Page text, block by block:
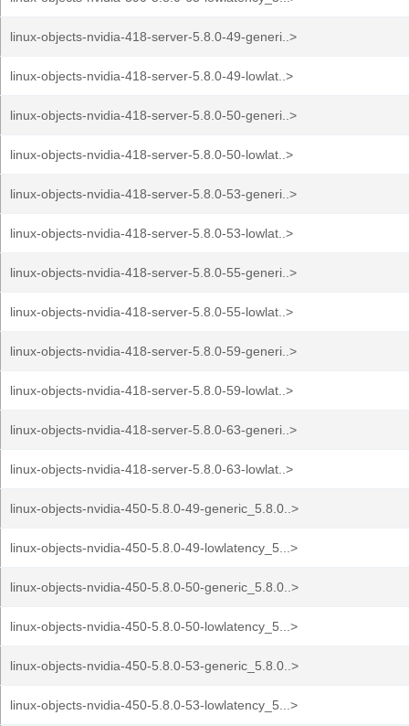
linux-objects-nvidia-418-server-5.8.0-49-generi..>
linux-objects-nvidia-418-server-5.8.0-49-lowlat..>
linux-objects-nvidia-418-server-5.8.0-50-generi..>
linux-objects-nvidia-418-server-5.8.0-50-lowlat..>
linux-objects-nvidia-418-server-5.8.0-53-generi..>
linux-objects-nvidia-418-server-5.8.0-53-lowlat..>
linux-objects-nvidia-418-server-5.8.0-55-generi..>
linux-objects-nvidia-418-server-5.8.0-55-lowlat..>
linux-objects-nvidia-418-server-5.8.0-59-generi..>
linux-objects-nvidia-418-server-5.8.0-59-lowlat..>
linux-objects-nvidia-418-server-5.8.0-63-generi..>
linux-objects-nvidia-418-server-5.8.0-63-lowlat..>
linux-objects-nvidia-450-5.8.0-49-generic_5.8.0..>
linux-objects-nvidia-450-5.8.0-49-lowlatency_5...>
linux-objects-nvidia-450-5.8.0-50-generic_5.8.0..>
linux-objects-nvidia-450-5.8.0-50-lowlatency_5...>
linux-objects-nvidia-450-5.8.0-53-generic_5.8.0..>
linux-objects-nvidia-450-5.8.0-53-lowlatency_5...>